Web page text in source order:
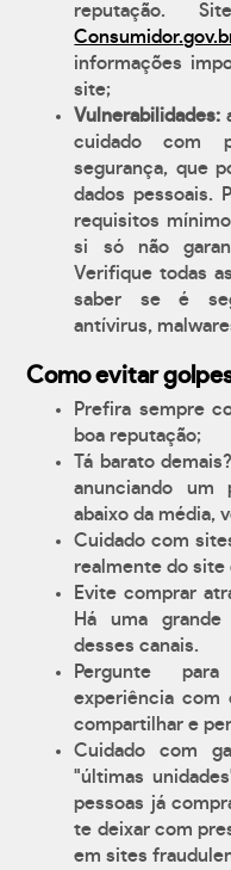
reputação.
informações
site;
Vulnerabilidades:
cuidado com
segurança, que
dados pessoais.
requisitos
si só não
Verifique todas
saber se é
antívirus,
Como evitar
Prefira sempre
boa reputação;
Tá barato
anunciando
abaixo da média,
Cuidado com
realmente do site
Evite comprar
Há uma
desses canais.
Pergunte
experiência com
compartilhar e
Cuidado com
"últimas
pessoas já
te deixar com
em sites